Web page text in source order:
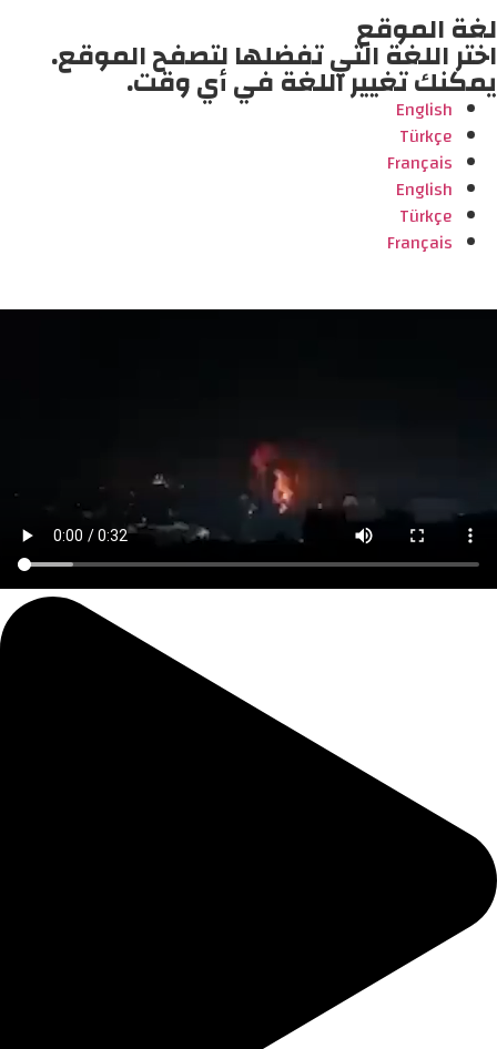
لغة الموقع
اختر اللغة التي تفضلها لتصفح الموقع.
يمكنك تغيير اللغة في أي وقت.
English
Türkçe
Français
English
Türkçe
Français